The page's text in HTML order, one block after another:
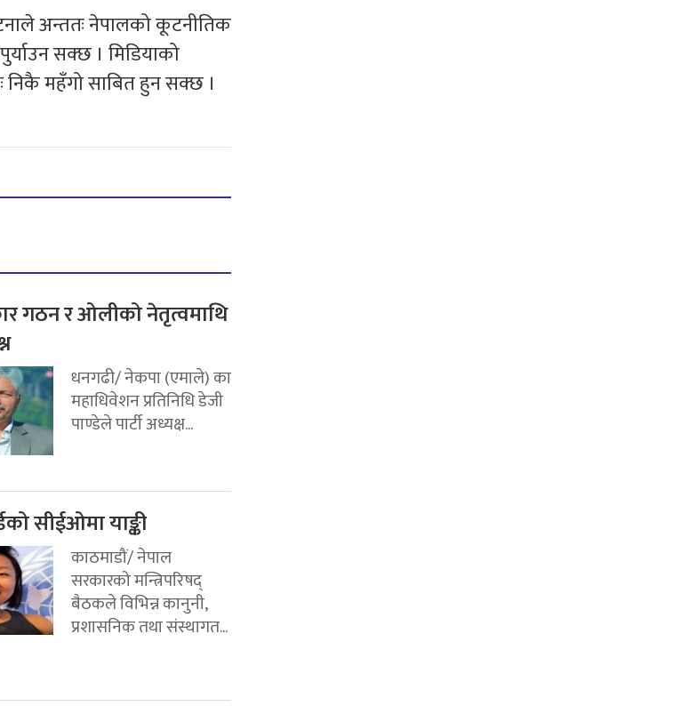
अन्ततः नेपालको कूटनीतिक
सक्छ । मिडियाको
निकै महँगो साबित हुन सक्छ ।
गठन र ओलीको नेतृत्वमाथि
धनगढी/ नेकपा (एमाले) का
महाधिवेशन प्रतिनिधि डेजी
पाण्डेले पार्टी अध्यक्ष...
सीईओमा याङ्की
काठमाडौं/ नेपाल
सरकारको मन्त्रिपरिषद्
बैठकले विभिन्न कानुनी,
प्रशासनिक तथा संस्थागत...